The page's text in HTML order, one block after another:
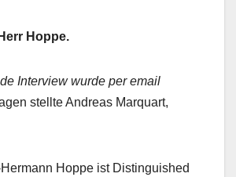
Hoppe.
Interview wurde per email
stellte Andreas Marquart,
Hoppe ist Distinguished